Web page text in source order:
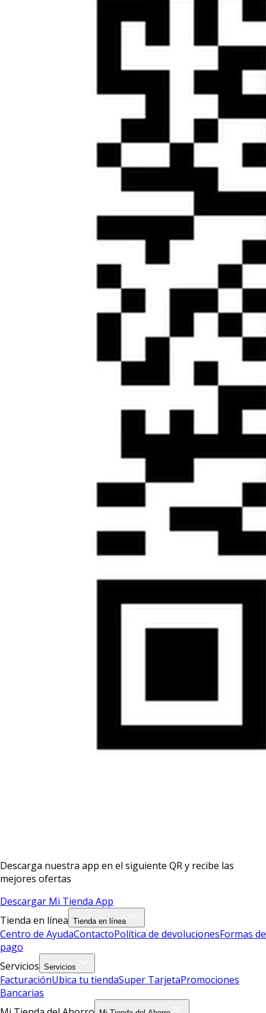
Descarga nuestra app en el siguiente QR y recibe las
mejores ofertas
Descargar Mi Tienda App
Tienda en línea Tienda en línea
Centro de AyudaContactoPolítica de devolucionesFormas de
pago
Servicios Servicios
FacturaciónUbica tu tiendaSuper TarjetaPromociones
Bancarias